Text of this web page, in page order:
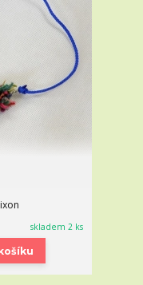
skladem 2 ks